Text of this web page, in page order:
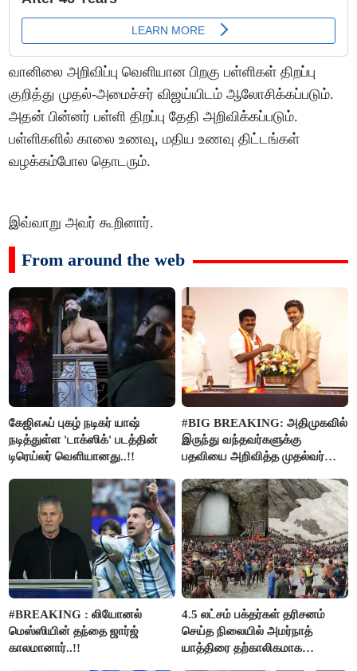
வானிலை அறிவிப்பு வெளியான பிறகு பள்ளிகள் திறப்பு
குறித்து முதல்-அமைச்சர் விஜய்யிடம் ஆலோசிக்கப்படும்.
அதன் பின்னர் பள்ளி திறப்பு தேதி அறிவிக்கப்படும்.
பள்ளிகளில் காலை உணவு, மதிய உணவு திட்டங்கள்
வழக்கம்போல தொடரும்.
இவ்வாறு அவர் கூறினார்.
From around the web
கேஜிஎஃப் புகழ் நடிகர் யாஷ்
நடித்துள்ள 'டாக்‌ஸிக்' படத்தின்
டிரெய்லர் வெளியானது..!!
#BIG BREAKING: அதிமுகவில்
இருந்து வந்தவர்களுக்கு
பதவியை அறிவித்த முதல்வர்
#BREAKING : லியோனல்
மெஸ்ஸியின் தந்தை ஜார்ஜ்
காலமானார்..!!
4.5 லட்சம் பக்தர்கள் தரிசனம்
செய்த நிலையில் அமர்நாத்
யாத்திரை தற்காலிகமாக